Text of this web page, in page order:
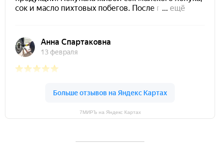
7МИРЪ на Яндекс Картах